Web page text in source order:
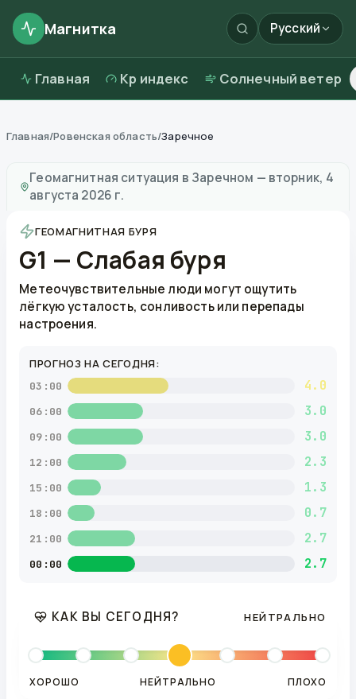
Магнитка Русский
Главная Kp индекс Солнечный ветер
Главная/Ровенская область/Заречное
Геомагнитная ситуация в Заречном — вторник, 4
августа 2026 г.
ГЕОМАГНИТНАЯ БУРЯ
G1 — Слабая буря
Метеочувствительные люди могут ощутить
лёгкую усталость, сонливость или перепады
настроения.
ПРОГНОЗ НА СЕГОДНЯ:
03:00 4.0
06:00 3.0
09:00 3.0
12:00 2.3
15:00 1.3
18:00 0.7
21:00 2.7
00:00 2.7
КАК ВЫ СЕГОДНЯ? НЕЙТРАЛЬНО
ХОРОШО НЕЙТРАЛЬНО ПЛОХО